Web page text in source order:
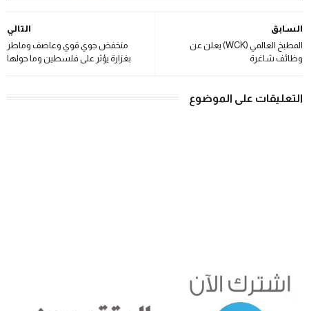
التالي
منخفض جوي قوي وعاصف وماطر
بغزارة يؤثر على فلسطين وما حولها
السابق
المطبخ العالمي (WCK) يعلن عن
وظائف شاغرة
التعليقات على الموضوع